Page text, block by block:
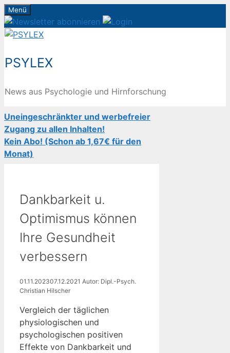
Zum
Inhalt
springen
Menü
PSYLEX
News aus Psychologie und Hirnforschung
Uneingeschränkter und werbefreier
Zugang zu allen Inhalten!
Kein Abo! (Schon ab 1,67€ für den
Monat)
Dankbarkeit u.
Optimismus können
Ihre Gesundheit
verbessern
01.11.202307.12.2021 Autor: Dipl.-Psych.
Christian Hilscher
Vergleich der täglichen
physiologischen und
psychologischen positiven
Effekte von Dankbarkeit und